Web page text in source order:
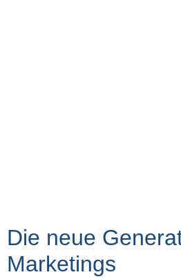
Die neue
Marketings